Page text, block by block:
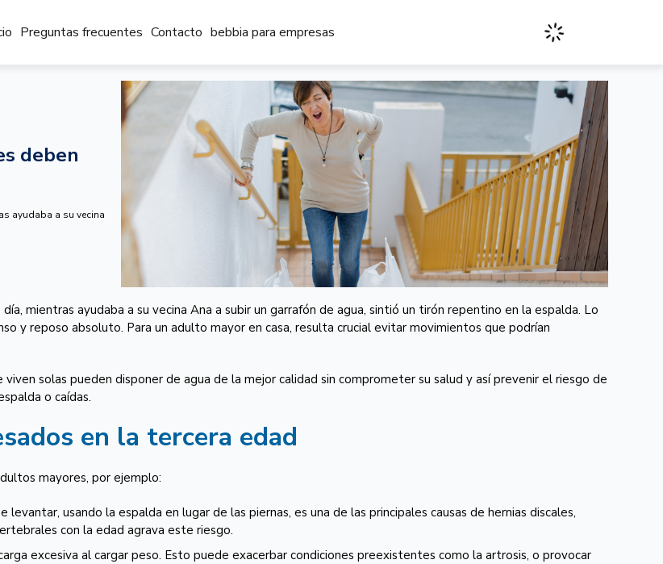
Preguntas frecuentes Contacto bebbia para empresas
deben
ayudaba a su vecina
mientras ayudaba a su vecina Ana a subir un garrafón de agua, sintió un tirón repentino en la espalda. Lo
y reposo absoluto. Para un adulto mayor en casa, resulta crucial evitar movimientos que podrían
solas pueden disponer de agua de la mejor calidad sin comprometer su salud y así prevenir el riesgo de
o caídas.
en la tercera edad
mayores, por ejemplo:
usando la espalda en lugar de las piernas, es una de las principales causas de hernias discales,
con la edad agrava este riesgo.
excesiva al cargar peso. Esto puede exacerbar condiciones preexistentes como la artrosis, o provocar